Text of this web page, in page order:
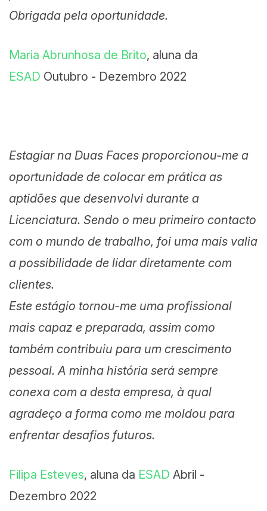
Obrigada pela oportunidade.
Maria Abrunhosa de Brito, aluna da
ESAD Outubro - Dezembro 2022
Estagiar na Duas Faces proporcionou-me a
oportunidade de colocar em prática as
aptidões que desenvolvi durante a
Licenciatura. Sendo o meu primeiro contacto
com o mundo de trabalho, foi uma mais valia
a possibilidade de lidar diretamente com
clientes.
Este estágio tornou-me uma profissional
mais capaz e preparada, assim como
também contribuiu para um crescimento
pessoal. A minha história será sempre
conexa com a desta empresa, à qual
agradeço a forma como me moldou para
enfrentar desafios futuros.
Filipa Esteves, aluna da ESAD Abril -
Dezembro 2022